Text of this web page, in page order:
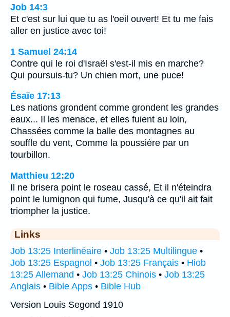
Job 14:3
Et c'est sur lui que tu as l'oeil ouvert! Et tu me fais
aller en justice avec toi!
1 Samuel 24:14
Contre qui le roi d'Israël s'est-il mis en marche?
Qui poursuis-tu? Un chien mort, une puce!
Ésaïe 17:13
Les nations grondent comme grondent les grandes
eaux... Il les menace, et elles fuient au loin,
Chassées comme la balle des montagnes au
souffle du vent, Comme la poussière par un
tourbillon.
Matthieu 12:20
Il ne brisera point le roseau cassé, Et il n'éteindra
point le lumignon qui fume, Jusqu'à ce qu'il ait fait
triompher la justice.
Links
Job 13:25 Interlinéaire • Job 13:25 Multilingue •
Job 13:25 Espagnol • Job 13:25 Français • Hiob
13:25 Allemand • Job 13:25 Chinois • Job 13:25
Anglais • Bible Apps • Bible Hub
Version Louis Segond 1910